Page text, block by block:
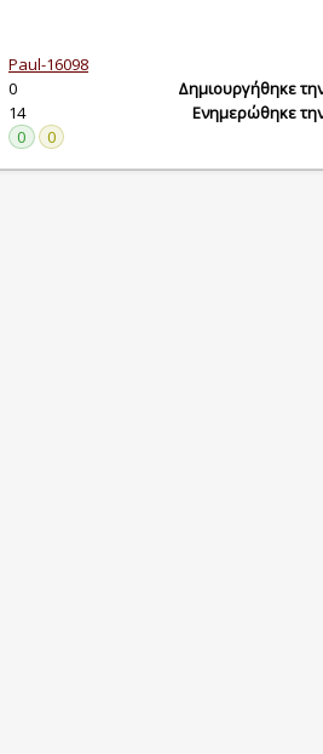
Paul-16098
0
14
0 0
Δημιουργήθηκε
Ενημερώθηκε